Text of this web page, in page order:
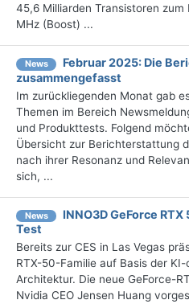
45,6 Milliarden Transistoren
MHz (Boost) ...
News
Februar 2025: Die
zusammengefasst
Im zurückliegenden Monat gab
Themen im Bereich
und Produkttests. Folgend
Übersicht zur Berichterstattung
nach ihrer Resonanz und
sich, ...
News
INNO3D GeForce
Test
Bereits zur CES in Las Vegas
RTX-50-Familie auf Basis der
Architektur. Die neue GeForce-
Nvidia CEO Jensen Huang